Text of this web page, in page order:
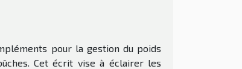
pour la gestion du poids
Cet écrit vise à éclairer les